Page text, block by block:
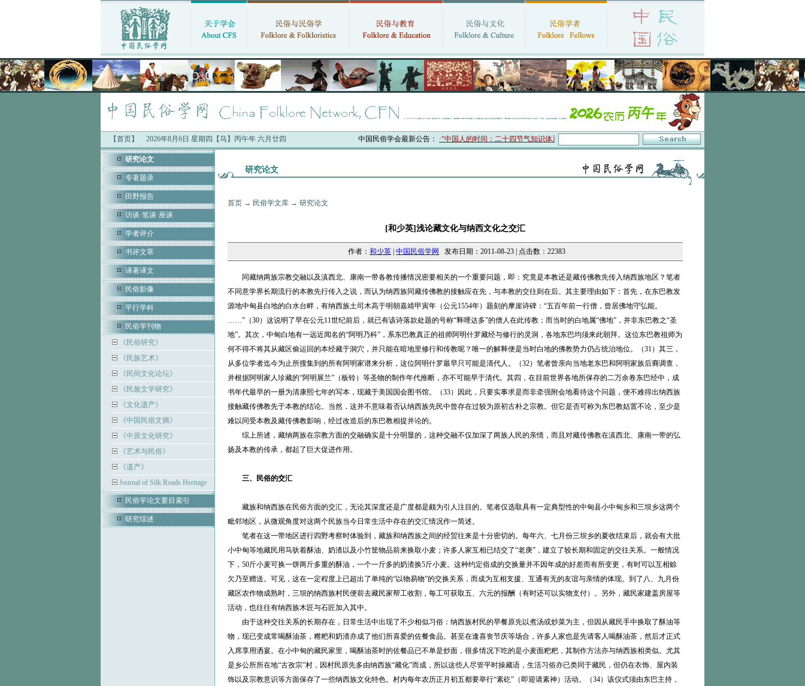
【首页】 2026年8月6日 星期四【马】丙午年 六月廿四 中国民俗学会最新公告：·“中国人的时间：二十四节气知识体系与数字叙事”研讨会在京召开 ·中国民俗学会第十一届代表大会暨2026年年会征文
研究论文
专著题录
田野报告
访谈·笔谈·座谈
学者评介
书评文萃
译著译文
民俗影像
平行学科
民俗学刊物
《民俗研究》
《民族艺术》
《民间文化论坛》
《民族文学研究》
《文化遗产》
《中国民俗文摘》
《中原文化研究》
《艺术与民俗》
《遗产》
Journal of Silk Roads Heritage
民俗学论文要目索引
研究综述
研究论文
首页→ 民俗学文库→ 研究论文
[和少英]浅论藏文化与纳西文化之交汇
作者： 和少英 中国民俗学网 发布日期：2011-08-23 | 点击数：22383
同藏纳两族宗教交融以及滇西北、康南一带各教传播情况密要相关的一个重要问题，即：究竟是本教还是藏传佛教先传入纳西族地区？笔者
不同意学界长期流行的本教先行传入之说，而认为纳西族同藏传佛教的接触应在先，与本教的交往则在后。其主要理由如下：首先，在东巴教发
源地中甸县白地的白水台畔，有纳西族土司木高于明朝嘉靖甲寅年（公元1554年）题刻的摩崖诗碑：“五百年前一行僧，曾居佛地守弘能。
……”（30）这说明了早在公元11世纪前后，就已有该诗落款处题的号称“释哩达多”的僧人在此传教；而当时的白地属“佛地”，并非东巴教之“圣
地”。其次，中甸白地有一远近闻名的“阿明乃科”，系东巴教真正的祖师阿明什罗藏经与修行的灵洞，各地东巴均须来此朝拜。这位东巴教祖师为
何不得不将其从藏区偷运回的本经藏于洞穴，并只能在暗地里修行和传教呢？唯一的解释便是当时白地的佛教势力仍占统治地位。（31）其三，
从多位学者迄今为止所搜集到的所有阿明家谱来分析，这位阿明什罗最早只可能是清代人。（32）笔者曾亲向当地老东巴和阿明家族后裔调查，
并根据阿明家人珍藏的“阿明展兰”（板铃）等圣物的制作年代推断，亦不可能早于清代。其四，在目前世界各地所保存的二万余卷东巴经中，成
书年代最早的一册为清康熙七年的写本，现藏于美国国会图书馆。（33）因此，只要实事求是而非牵强附会地看待这个问题，便不难得出纳西族
接触藏传佛教先于本教的结论。当然，这并不意味着否认纳西族先民中曾存在过较为原初古朴之宗教。但它是否可称为东巴教姑置不论，至少是
难以同受本教及藏传佛教影响，经过改造后的东巴教相提并论的。
综上所述，藏纳两族在宗教方面的交融确实是十分明显的，这种交融不仅加深了两族人民的亲情，而且对藏传佛教在滇西北、康南一带的弘
扬及本教的传承，都起了巨大促进作用。
三、民俗的交汇
藏族和纳西族在民俗方面的交汇，无论其深度还是广度都是颇为引人注目的。笔者仅选取具有一定典型性的中甸县小中甸乡和三坝乡这两个
毗邻地区，从微观角度对这两个民族当今日常生活中存在的交汇情况作一简述。
笔者在这一带地区进行四野考察时体验到，藏族和纳西族之间的经贸往来是十分密切的。每年六、七月份三坝乡的夏收结束后，就会有大批
小中甸等地藏民用马驮着酥油、奶渣以及小竹筐物品前来换取小麦；许多人家互相已结交了“老庚”，建立了较长期和固定的交往关系。一般情况
下，50斤小麦可换一饼两斤多重的酥油，一个一斤多的奶渣换5斤小麦。这种约定俗成的交换量并不因年成的好差而有所变更，有时可以互相赊
欠乃至赠送。可见，这在一定程度上已超出了单纯的“以物易物”的交换关系，而成为互相支援、互通有无的友谊与亲情的体现。到了八、九月份
藏区农作物成熟时，三坝的纳西族村民便前去藏民家帮工收割，每工可获取五、六元的报酬（有时还可以实物支付）。另外，藏民家建盖房屋等
活动，也往往有纳西族木匠与石匠加入其中。
由于这种交往关系的长期存在，日常生活中出现了不少相似习俗：纳西族村民的早餐原先以煮汤或炒菜为主，但因从藏民手中换取了酥油等
物，现已变成常喝酥油茶，糌粑和奶渣亦成了他们所喜爱的佐餐食品。甚至在逢喜丧节庆等场合，许多人家也是先请客人喝酥油茶，然后才正式
入席享用洒宴。在小中甸的藏民家里，喝酥油茶时的佐餐品已不单是炒面，很多情况下吃的是小麦面粑粑，其制作方法亦与纳西族相类似。尤其
是乡公所所在地“古孜宗”村，因村民原先多由纳西族“藏化”而成，所以这些人尽管平时操藏语，生活习俗亦已类同于藏民，但仍在衣饰、屋内装
饰以及宗教意识等方面保存了一些纳西族文化特色。村内每年农历正月初五都要举行“素矻”（即迎请素神）活动。（34）该仪式须由东巴主持，